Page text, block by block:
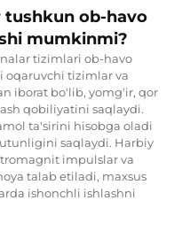
tushkun ob-havo
mumkinmi?
tizimlari ob-havo
oqaruvchi tizimlar va
iborat bo'lib, yomg'ir, qor
qobiliyatini saqlaydi.
ta'sirini hisobga oladi
saqlaydi. Harbiy
impulslar va
talab etiladi, maxsus
ishonchli ishlashni